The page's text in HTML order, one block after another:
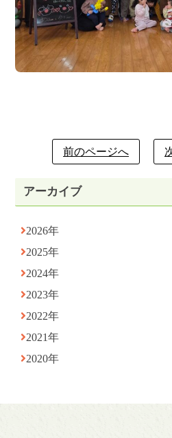
アーカイブ
2026年
2025年
2024年
2023年
2022年
2021年
2020年
前のページへ